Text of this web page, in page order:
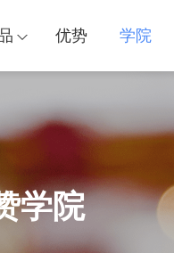
优势 学院
学院